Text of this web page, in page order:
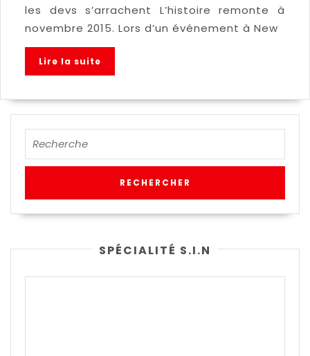
les devs s’arrachent L’histoire remonte à
novembre 2015. Lors d’un événement à New
Lire la suite
SPÉCIALITÉ S.I.N